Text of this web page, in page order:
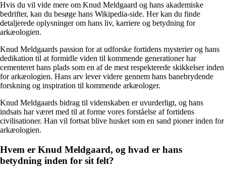
Hvis du vil vide mere om Knud Meldgaard og hans akademiske
bedrifter, kan du besøge hans Wikipedia-side. Her kan du finde
detaljerede oplysninger om hans liv, karriere og betydning for
arkæologien.
Knud Meldgaards passion for at udforske fortidens mysterier og hans
dedikation til at formidle viden til kommende generationer har
cementeret hans plads som en af de mest respekterede skikkelser inden
for arkæologien. Hans arv lever videre gennem hans banebrydende
forskning og inspiration til kommende arkæologer.
Knud Meldgaards bidrag til videnskaben er uvurderligt, og hans
indsats har været med til at forme vores forståelse af fortidens
civilisationer. Han vil fortsat blive husket som en sand pioner inden for
arkæologien.
Hvem er Knud Meldgaard, og hvad er hans
betydning inden for sit felt?